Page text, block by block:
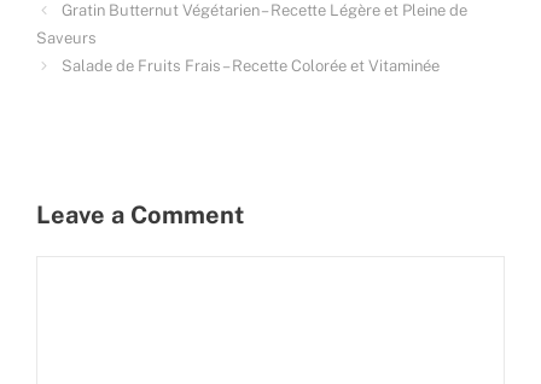
Gratin Butternut Végétarien – Recette Légère et Pleine de
Saveurs
Salade de Fruits Frais – Recette Colorée et Vitaminée
Leave a Comment